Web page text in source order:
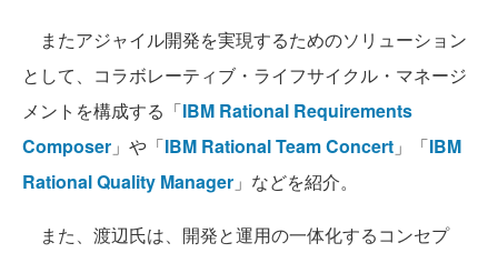
またアジャイル開発を実現するためのソリューション
として、コラボレーティブ・ライフサイクル・マネージ
メントを構成する「IBM Rational Requirements
Composer 」や「IBM Rational Team Concert 」「IBM
Rational Quality Manager 」などを紹介。
また、渡辺氏は、開発と運用の一体化するコンセプ